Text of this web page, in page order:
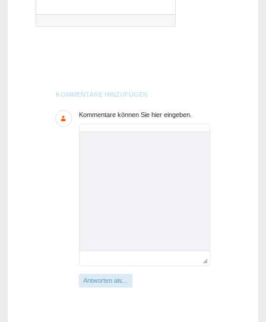
Blogs
KOMMENTARE HINZUFÜGEN
Kommentare können Sie hier eingeben.
Antworten als...